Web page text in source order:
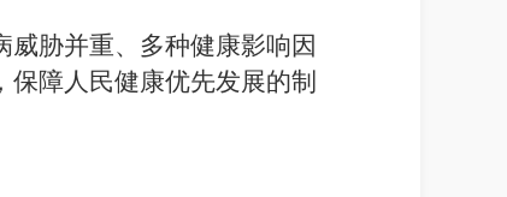
胁并重、多种健康影响因
障人民健康优先发展的制